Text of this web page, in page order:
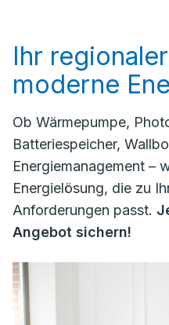
Ihr
moderne
Ob Wärmepumpe,
Batteriespeicher,
Energiemanagement –
Energielösung, die zu
Anforderungen passt.
Angebot sichern!